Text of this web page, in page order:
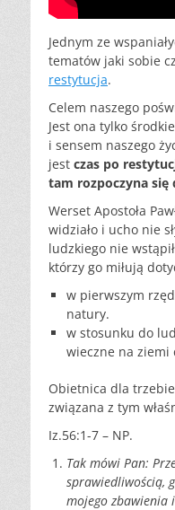
Jednym ze
tematów jaki sobie
restytucja.
Celem naszego
Jest ona tylko
i sensem naszego
jest czas po
tam rozpoczyna się
Werset Apostoła
widziało i ucho nie
ludzkiego nie
którzy go miłują
w pierwszym
natury.
w stosunku do
wieczne na ziemi
Obietnica dla
związana z tym
Iz.56:1-7 – NP.
Tak mówi Pan:
sprawiedliwością,
mojego zbawienia